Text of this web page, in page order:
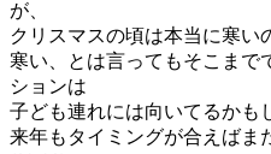
が、
クリスマスの頃は本当に寒い
寒い、とは言ってもそこまで
ションは
子ども連れには向いてるかも
来年もタイミングが合えばま